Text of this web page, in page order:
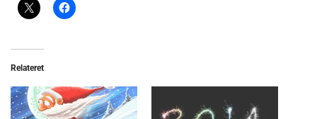
Relateret